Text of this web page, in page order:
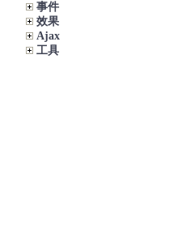
事件
效果
Ajax
工具